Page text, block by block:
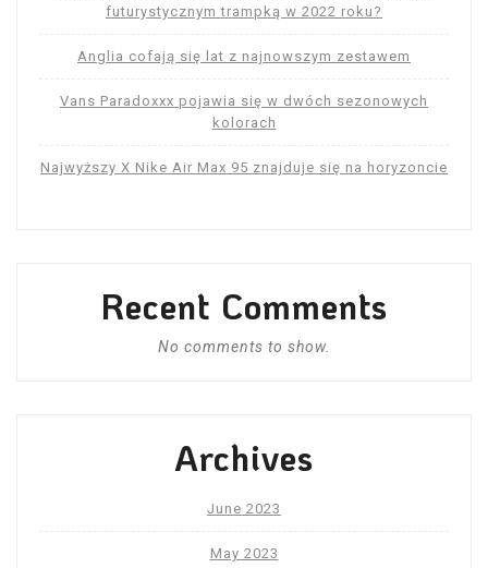
futurystycznym trampką w 2022 roku?
Anglia cofają się lat z najnowszym zestawem
Vans Paradoxxx pojawia się w dwóch sezonowych
kolorach
Najwyższy X Nike Air Max 95 znajduje się na horyzoncie
Recent Comments
No comments to show.
Archives
June 2023
May 2023